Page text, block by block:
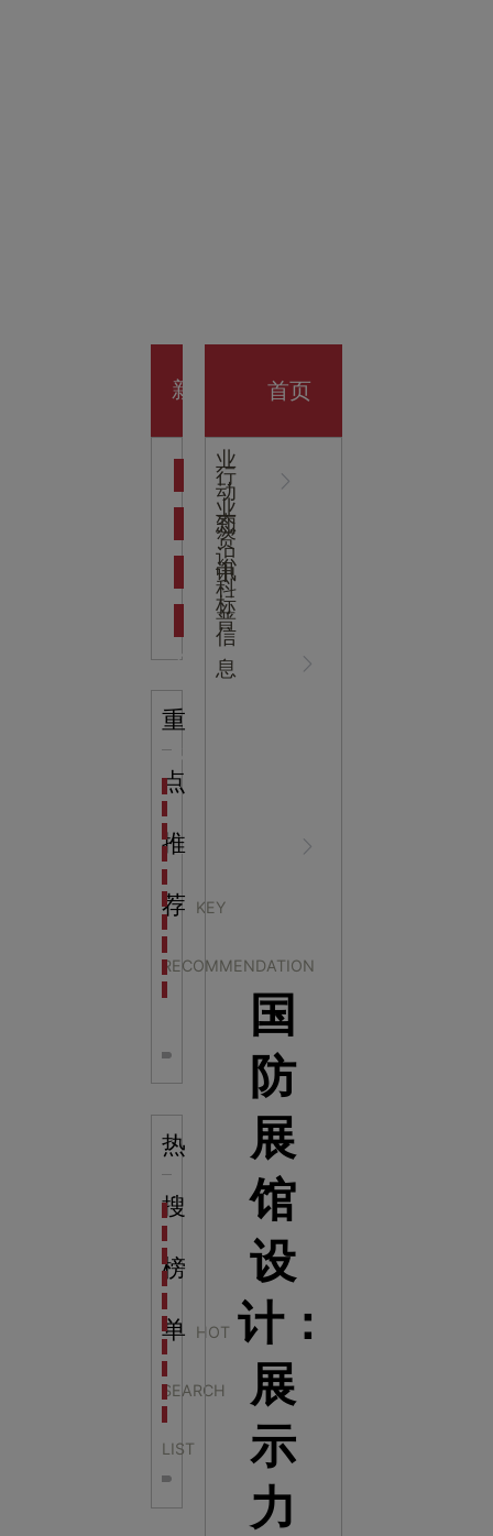
开业大
吉
新
心
NEWS
CENTER
业
动
态
行
业
资
讯
知
识
科
普
中
标
信
息
重
点
推
荐 KEY
RECOMMENDATION
海洋馆设计建设方案：展示内容和互动体验设计
非遗文化展厅设计要点：展厅布局策展技巧和创新元
航空航天科技馆设计思路：如何设计促进公众的兴趣
目前科技馆的展示内容主要包含哪些几个方面？
全息体验馆设计：打造身临其境的奇妙世界
热
搜
榜
单 HOT
SEARCH
LIST
科学梦成功中标公主岭市科技馆新馆项目
科学梦中标中国科学技术馆2022年中国流动科技馆
科学梦中标洛阳市科学技术馆展品采购项目
科学梦中标方城县科技馆展厅升级项目
科学梦中标濮阳县科技馆公共安全体验馆项目
科学梦集团中标广西大学海洋科教馆项目
科学梦集团中标淮师附小科技长廊展项目
科学梦集团中标洪泽湖治理保护展示馆项目
首页
国
防
展
馆
设
计：
展
示
力